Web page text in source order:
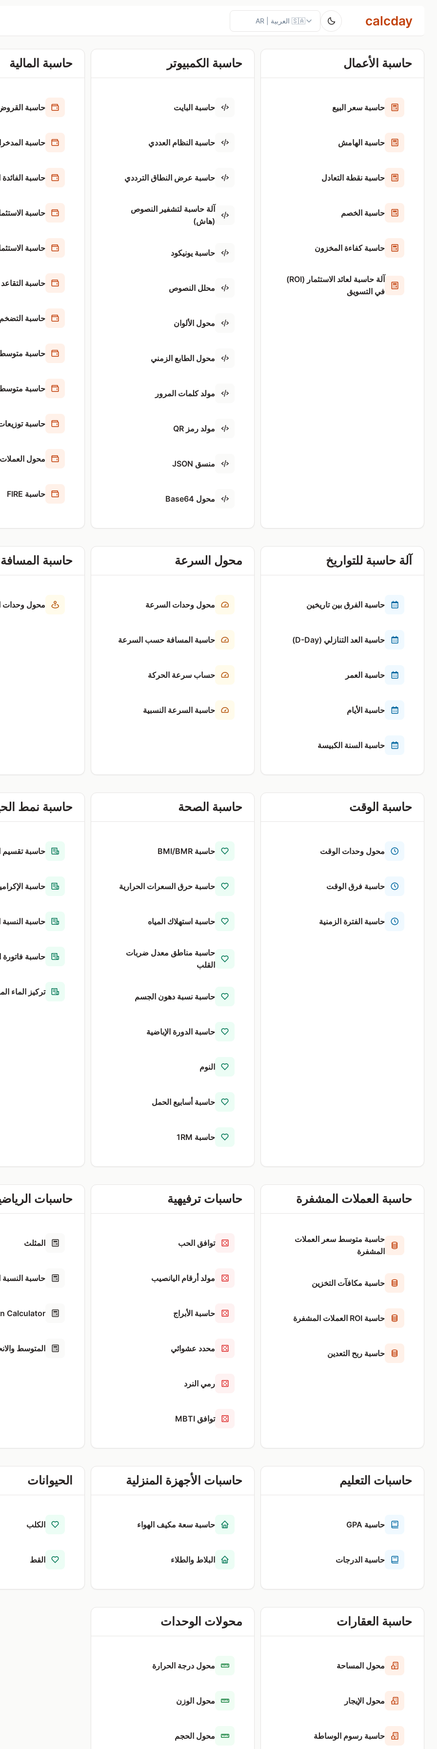
calcday
حاسبة الأعمال
حاسبة سعر البيع
حاسبة الهامش
حاسبة نقطة التعادل
حاسبة الخصم
حاسبة كفاءة المخزون
آلة حاسبة لعائد الاستثمار (ROI)
في التسويق
حاسبة الكمبيوتر
حاسبة البايت
حاسبة النظام العددي
حاسبة عرض النطاق الترددي
آلة حاسبة لتشفير النصوص
(هاش)
حاسبة يونيكود
محلل النصوص
محول الألوان
محول الطابع الزمني
مولد كلمات المرور
مولد رمز QR
منسق JSON
محول Base64
حاسبة المالية
حاسبة
حاسبة
حاسبة الفائدة
حاسبة
حاسبة
حاسبة التقاعد
حاسبة التضخم
حاسبة
حاسبة متوسط
حاسبة توزيعات
محول العملات
حاسبة FIRE
آلة حاسبة للتواريخ
حاسبة الفرق بين تاريخين
حاسبة العد التنازلي (D-Day)
حاسبة العمر
حاسبة الأيام
حاسبة السنة الكبيسة
محول السرعة
محول وحدات السرعة
حاسبة المسافة حسب السرعة
حساب سرعة الحركة
حاسبة السرعة النسبية
حاسبة المسافة
محول وحدات
حاسبة الوقت
محول وحدات الوقت
حاسبة فرق الوقت
حاسبة الفترة الزمنية
حاسبة الصحة
حاسبة BMI/BMR
حاسبة حرق السعرات الحرارية
حاسبة استهلاك المياه
حاسبة مناطق معدل ضربات
القلب
حاسبة نسبة دهون الجسم
حاسبة الدورة الإباضية
النوم
حاسبة أسابيع الحمل
حاسبة 1RM
حاسبة نمط
حاسبة تقسيم
حاسبة
حاسبة النسبة
حاسبة فاتورة
تركيز الماء
حاسبة العملات المشفرة
حاسبة متوسط سعر العملات
المشفرة
حاسبة مكافآت التخزين
حاسبة ROI العملات المشفرة
حاسبة ربح التعدين
حاسبات ترفيهية
توافق الحب
مولد أرقام اليانصيب
حاسبة الأبراج
محدد عشوائي
رمي النرد
توافق MBTI
حاسبات
المثلث
حاسبة النسبة
Calculator
المتوسط
حاسبات التعليم
حاسبة GPA
حاسبة الدرجات
حاسبات الأجهزة المنزلية
حاسبة سعة مكيف الهواء
البلاط والطلاء
الحيوانات
الكلب
القط
حاسبة العقارات
محول المساحة
محول الإيجار
حاسبة رسوم الوساطة
محولات الوحدات
محول درجة الحرارة
محول الوزن
محول الحجم